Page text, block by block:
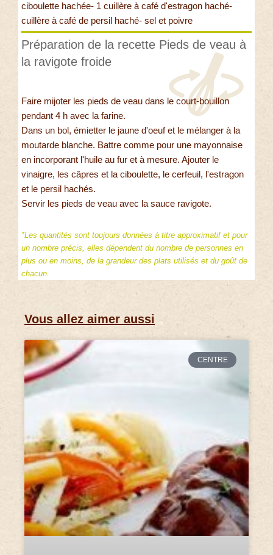
ciboulette hachée- 1 cuillère à café d'estragon haché-
cuillère à café de persil haché- sel et poivre
Préparation de la recette Pieds de veau à
la ravigote froide
Faire mijoter les pieds de veau dans le court-bouillon
pendant 4 h avec la farine.
Dans un bol, émietter le jaune d'oeuf et le mélanger à la
moutarde blanche. Battre comme pour une mayonnaise
en incorporant l'huile au fur et à mesure. Ajouter le
vinaigre, les câpres et la ciboulette, le cerfeuil, l'estragon
et le persil hachés.
Servir les pieds de veau avec la sauce ravigote.
*Les quantités sont toujours données à titre approximatif et pour
un nombre précis, elles dépendent du nombre de personnes en
plus ou en moins, de la grandeur des plats utilisés et du goût de
chacun.
Vous allez aimer aussi
CENTRE